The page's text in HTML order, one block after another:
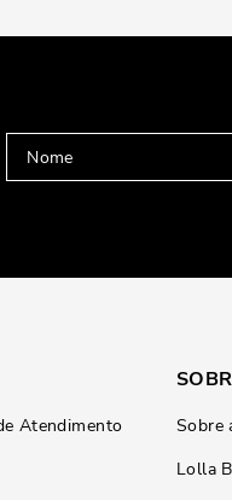
Atendimento
Sobre
Lolla